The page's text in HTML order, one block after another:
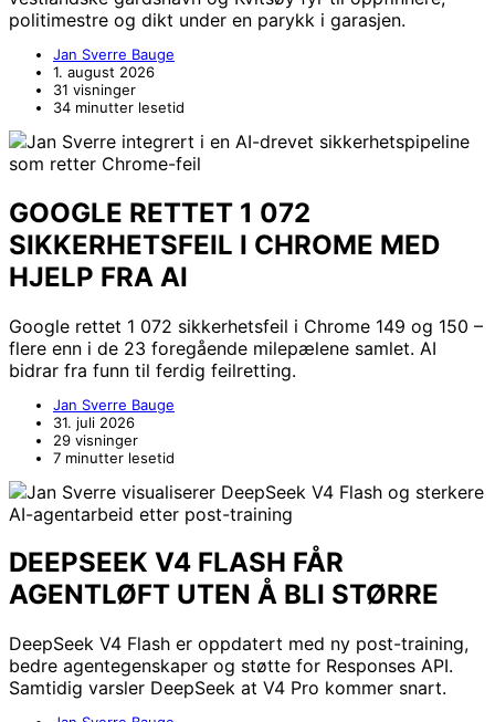
politimestre og dikt under en parykk i garasjen.
Jan Sverre Bauge
1. august 2026
31 visninger
34 minutter lesetid
GOOGLE RETTET 1 072
SIKKERHETSFEIL I CHROME MED
HJELP FRA AI
Google rettet 1 072 sikkerhetsfeil i Chrome 149 og 150 –
flere enn i de 23 foregående milepælene samlet. AI
bidrar fra funn til ferdig feilretting.
Jan Sverre Bauge
31. juli 2026
29 visninger
7 minutter lesetid
DEEPSEEK V4 FLASH FÅR
AGENTLØFT UTEN Å BLI STØRRE
DeepSeek V4 Flash er oppdatert med ny post-training,
bedre agentegenskaper og støtte for Responses API.
Samtidig varsler DeepSeek at V4 Pro kommer snart.